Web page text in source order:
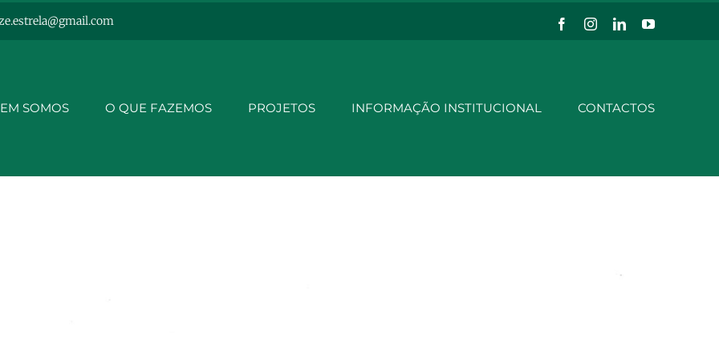
FacebookInstagramLinkedInYouTube
SOMOS O QUE FAZEMOS PROJETOS INFORMAÇÃO INSTITUCIONAL CONTACTOS